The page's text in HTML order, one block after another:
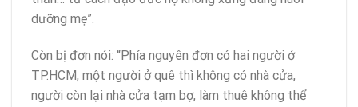
dưỡng mẹ”.
Còn bị đơn nói: “Phía nguyên đơn có hai người ở
TP.HCM, một người ở quê thì không có nhà cửa,
người còn lại nhà cửa tạm bợ, làm thuê không thể